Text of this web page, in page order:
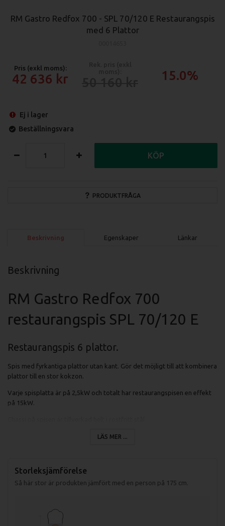
RM Gastro Redfox 700 - SPL 70/120 E Restaurangspis
med 6 Plattor
Pris (exkl moms):
42 636 15.0%
Ej i lager
Beställningsvara
PRODUKTFRÅGA
KÖP
Beskrivning Egenskaper Länkar
Beskrivning
RM Gastro Redfox 700
restaurangspis SPL 70/120 E
Restaurangspis 6 plattor.
Spis med fyrkantiga plattor utan kant. Gör det möjligt till att kombinera
plattor till en stor kokzon.
Varje spisplatta är på 2,5kW och totalt har restaurangspisen en effekt
på 15kW.
Spisplattornas storlek är 30x30 cm.
Plattorna går att ställa i 6 olika effektlägen.
Mått (LxBxH): 1200x700x910 mm
LÄS MER ...
Storleksjämförelse
Så här stor är produkten jämfört med en person på 175 cm.